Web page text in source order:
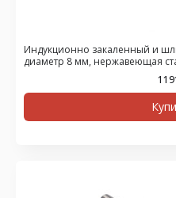
Индукционно закаленный и
диаметр 8 мм, нержавеющая